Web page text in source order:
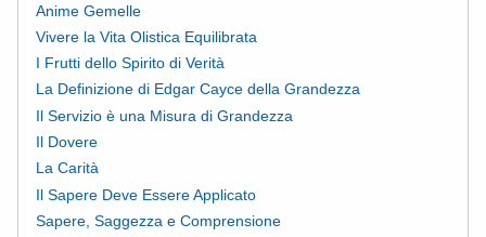
Anime Gemelle
Vivere la Vita Olistica Equilibrata
I Frutti dello Spirito di Verità
La Definizione di Edgar Cayce della Grandezza
Il Servizio è una Misura di Grandezza
Il Dovere
La Carità
Il Sapere Deve Essere Applicato
Sapere, Saggezza e Comprensione